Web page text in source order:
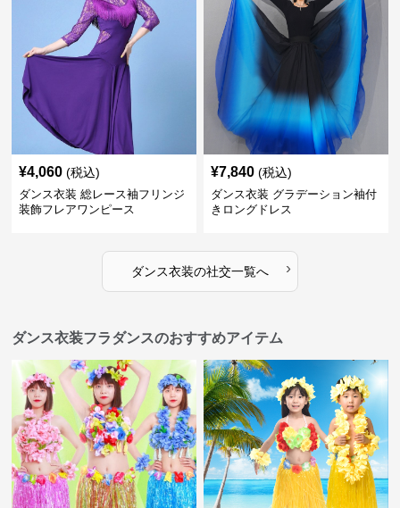
¥4,060 (税込)
ダンス衣装 総レース袖フリンジ
装飾フレアワンピース
¥7,840 (税込)
ダンス衣装 グラデーション袖付
きロングドレス
ダンス衣装の社交一覧へ ›
ダンス衣装フラダンスのおすすめアイテム